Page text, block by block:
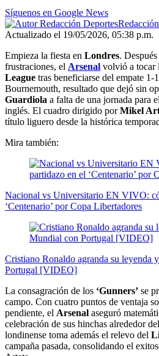
Síguenos en Google News
Actualizado el 19/05/2026, 05:38 p.m.
Empieza la fiesta en Londres.
frustraciones, el Arsenal volvió a tocar
League tras beneficiarse del empate 1-
Bournemouth, resultado que dejó sin
Guardiola a falta de una jornada para
inglés. El cuadro dirigido porMikel
título liguero desde la histórica
Mira también:
Nacional vs Universitario EN VIVO:
‘Centenario’ por Copa Libertadores
Cristiano Ronaldo agranda su leyenda
Portugal [VIDEO]
La consagración de los ‘Gunners’ se
campo. Con cuatro puntos de ventaja
pendiente, el Arsenal aseguró
celebración de sus hinchas alrededor
londinense toma además el relevo del
campaña pasada, consolidando el